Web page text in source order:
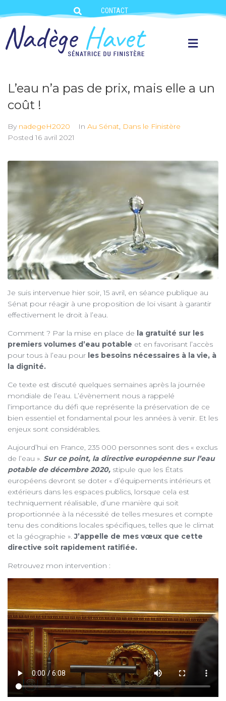
CONTACT
L’eau n’a pas de prix, mais elle a un
coût !
By nadegeH2020 In Au Sénat, Dans le Finistère
Posted 16 avril 2021
Je suis intervenue hier soir, 15 avril, en séance publique au
Sénat pour réagir à une proposition de loi visant à garantir
effectivement le droit à l’eau.
Comment ? Par la mise en place de la gratuité sur les
premiers volumes d’eau potable et en favorisant l’accès
pour tous à l’eau pour les besoins nécessaires à la vie, à
la dignité.
Ce texte est discuté quelques semaines après la journée
mondiale de l’eau. L’évènement nous a rappelé
l’importance du défi que représente la préservation de ce
bien essentiel et fondamental pour les années à venir. Et les
enjeux sont considérables.
Aujourd’hui en France, 235 000 personnes sont des « exclus
de l’eau ». Sur ce point, la directive européenne sur l’eau
potable de décembre 2020, stipule que les États
européens devront se doter « d’équipements intérieurs et
extérieurs dans les espaces publics, lorsque cela est
techniquement réalisable, d’une manière qui soit
proportionnée à la nécessité de telles mesures et compte
tenu des conditions locales spécifiques, telles que le climat
et la géographie ».J’appelle de mes vœux que cette
directive soit rapidement ratifiée.
Retrouvez mon intervention :